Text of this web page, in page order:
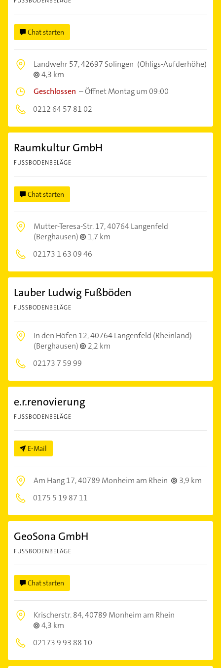
Chat starten
Landwehr 57,42697 Solingen (Ohligs-Aufderhöhe)
4,3 km
Geschlossen –Öffnet Montag um 09:00
0212 64 57 81 02
Raumkultur GmbH
FUSSBODENBELÄGE
Chat starten
Mutter-Teresa-Str. 17,40764 Langenfeld
(Berghausen)
1,7 km
02173 1 63 09 46
Lauber Ludwig Fußböden
FUSSBODENBELÄGE
In den Höfen 12,40764 Langenfeld (Rheinland)
(Berghausen)
2,2 km
02173 7 59 99
e.r.renovierung
FUSSBODENBELÄGE
E-Mail
Am Hang 17,40789 Monheim am Rhein
3,9 km
0175 5 19 87 11
GeoSona GmbH
FUSSBODENBELÄGE
Chat starten
Krischerstr. 84,40789 Monheim am Rhein
4,3 km
02173 9 93 88 10